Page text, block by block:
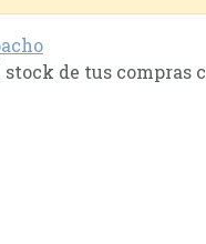
de tus compras